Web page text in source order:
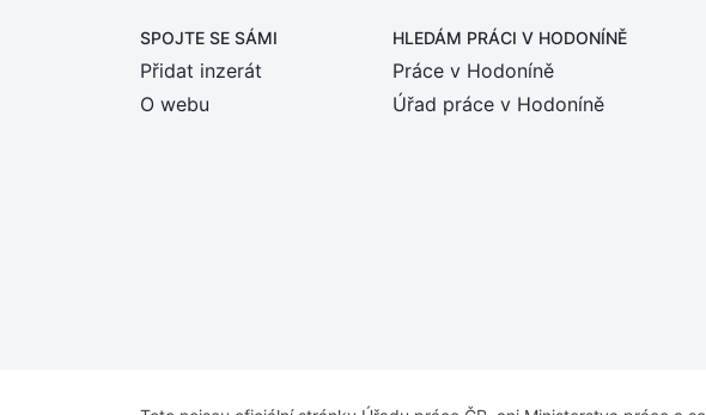
SPOJTE SE SÁMI
Přidat inzerát
O webu
HLEDÁM PRÁCI V HODONÍNĚ
Práce v Hodoníně
Úřad práce v Hodoníně